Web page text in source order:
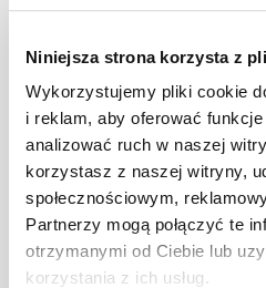
Niniejsza strona korzysta z
Wykorzystujemy pliki cookie
i reklam, aby oferować
analizować ruch w naszej
korzystasz z naszej witryny,
społecznościowym,
Partnerzy mogą połączyć te
otrzymanymi od Ciebie lub
korzystania z ich usług.
0,4 brąz kpl.
BD-350/30
SMART
0,4 c.brąz
BD-350/30